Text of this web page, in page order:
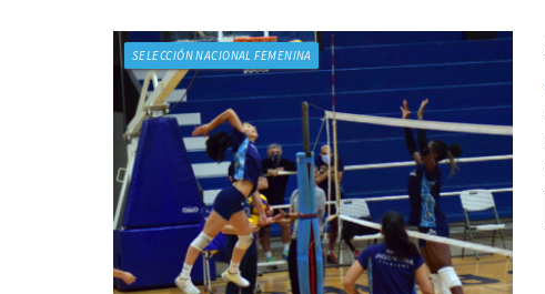
SELECCIÓN NACIONAL FEMENINA